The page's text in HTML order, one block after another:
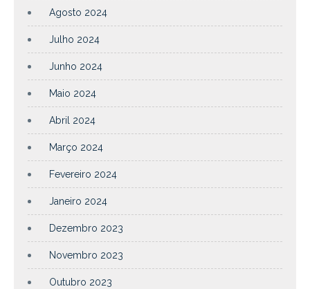
Agosto 2024
Julho 2024
Junho 2024
Maio 2024
Abril 2024
Março 2024
Fevereiro 2024
Janeiro 2024
Dezembro 2023
Novembro 2023
Outubro 2023